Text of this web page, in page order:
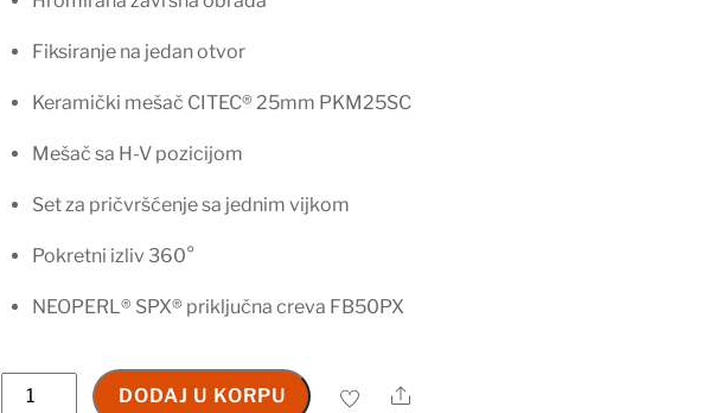
Fiksiranje na jedan otvor
Keramički mešač CITEC® 25mm PKM25SC
Mešač sa H-V pozicijom
Set za pričvršćenje sa jednim vijkom
Pokretni izliv 360°
NEOPERL® SPX® priključna creva FB50PX
Baterija
DODAJ U KORPU Share